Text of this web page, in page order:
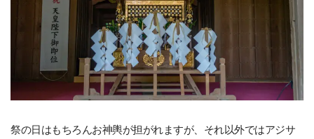
祭の日はもちろんお神輿が担がれますが、それ以外ではアジサ